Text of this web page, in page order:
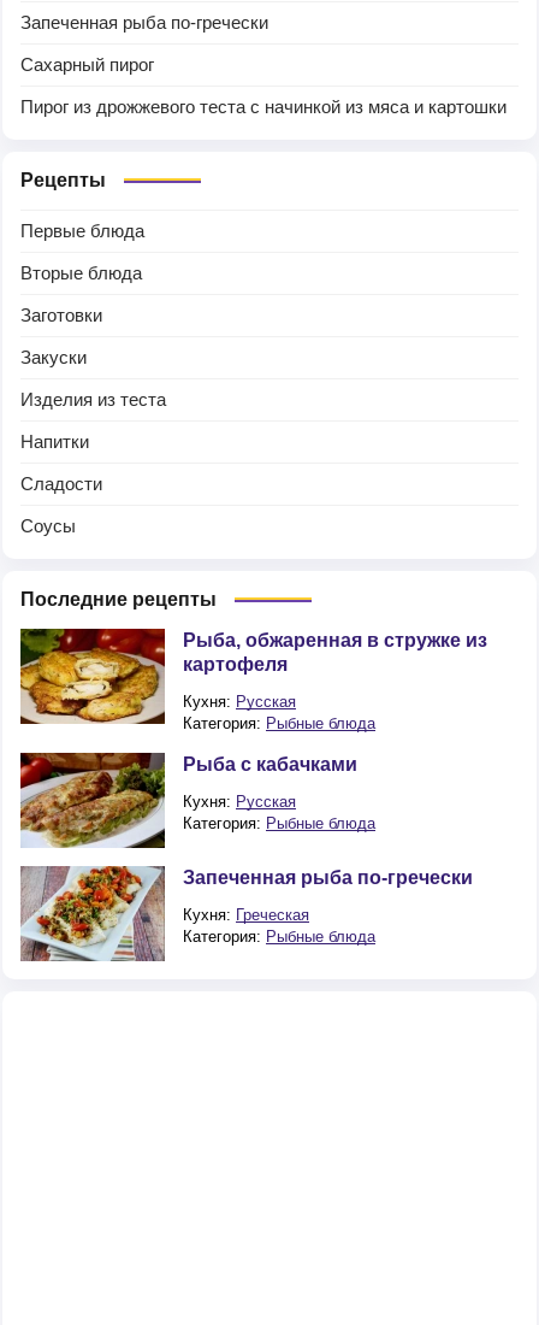
Запеченная рыба по-гречески
Сахарный пирог
Пирог из дрожжевого теста с начинкой из мяса и картошки
Рецепты
Первые блюда
Вторые блюда
Заготовки
Закуски
Изделия из теста
Напитки
Сладости
Соусы
Последние рецепты
Рыба, обжаренная в стружке из
картофеля
Кухня: Русская
Категория: Рыбные блюда
Рыба с кабачками
Кухня: Русская
Категория: Рыбные блюда
Запеченная рыба по-гречески
Кухня: Греческая
Категория: Рыбные блюда